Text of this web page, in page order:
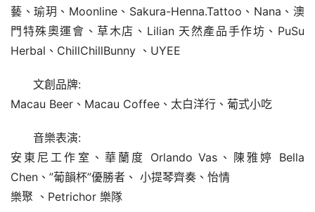
藝、瑜玥、Moonline、Sakura-Henna.Tattoo、Nana、澳
門特殊奧運會、草木店、Lilian 天然產品手作坊、PuSu
Herbal、ChillChillBunny 、UYEE
文創品牌:
Macau Beer、Macau Coffee、太白洋行、葡式小吃
音樂表演:
安東尼工作室、華蘭度 Orlando Vas、陳雅婷 Bella
Chen、”葡韻杯”優勝者、 小提琴齊奏、怡情
樂聚 、Petrichor 樂隊